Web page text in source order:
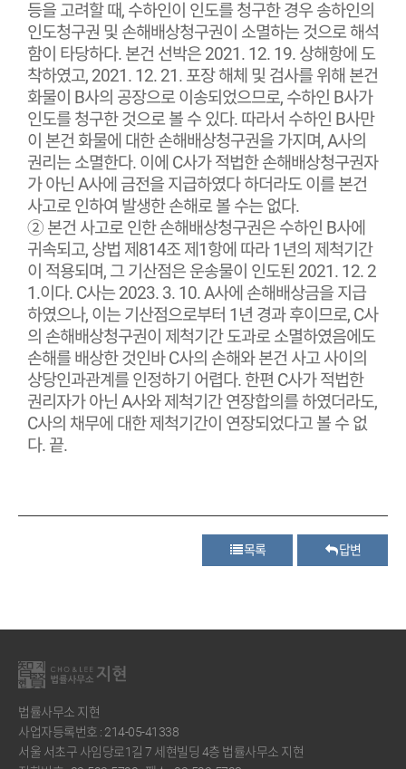
등을 고려할 때, 수하인이 인도를 청구한 경우 송하인의
인도청구권 및 손해배상청구권이 소멸하는 것으로 해석
함이 타당하다. 본건 선박은 2021. 12. 19. 상해항에 도
착하였고, 2021. 12. 21. 포장 해체 및 검사를 위해 본건
화물이 B사의 공장으로 이송되었으므로, 수하인 B사가
인도를 청구한 것으로 볼 수 있다. 따라서 수하인 B사만
이 본건 화물에 대한 손해배상청구권을 가지며, A사의
권리는 소멸한다. 이에 C사가 적법한 손해배상청구권자
가 아닌 A사에 금전을 지급하였다 하더라도 이를 본건
사고로 인하여 발생한 손해로 볼 수는 없다.
② 본건 사고로 인한 손해배상청구권은 수하인 B사에
귀속되고, 상법 제814조 제1항에 따라 1년의 제척기간
이 적용되며, 그 기산점은 운송물이 인도된 2021. 12. 2
1.이다. C사는 2023. 3. 10. A사에 손해배상금을 지급
하였으나, 이는 기산점으로부터 1년 경과 후이므로, C사
의 손해배상청구권이 제척기간 도과로 소멸하였음에도
손해를 배상한 것인바 C사의 손해와 본건 사고 사이의
상당인과관계를 인정하기 어렵다. 한편 C사가 적법한
권리자가 아닌 A사와 제척기간 연장합의를 하였더라도,
C사의 채무에 대한 제척기간이 연장되었다고 볼 수 없
다. 끝.
목록 답변
법률사무소 지현
사업자등록번호 : 214-05-41338
서울 서초구 사임당로1길 7 세현빌딩 4층 법률사무소 지현